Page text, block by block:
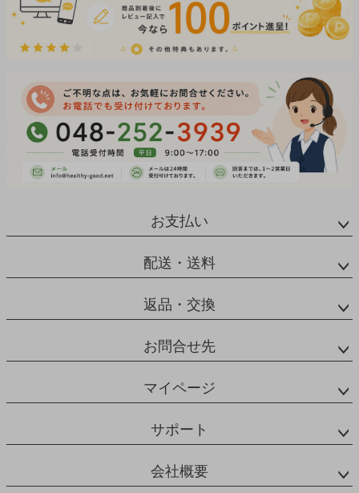
お支払い
配送・送料
返品・交換
お問合せ先
マイページ
サポート
会社概要